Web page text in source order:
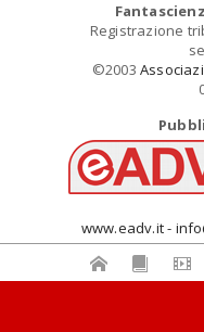
Registrazione
©2003
www.eadv.it -